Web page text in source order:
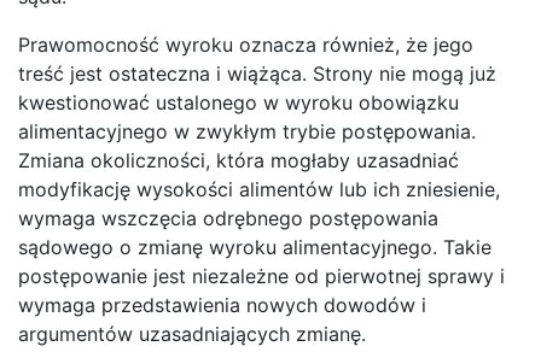
Prawomocność wyroku oznacza również, że jego
treść jest ostateczna i wiążąca. Strony nie mogą już
kwestionować ustalonego w wyroku obowiązku
alimentacyjnego w zwykłym trybie postępowania.
Zmiana okoliczności, która mogłaby uzasadniać
modyfikację wysokości alimentów lub ich zniesienie,
wymaga wszczęcia odrębnego postępowania
sądowego o zmianę wyroku alimentacyjnego. Takie
postępowanie jest niezależne od pierwotnej sprawy i
wymaga przedstawienia nowych dowodów i
argumentów uzasadniających zmianę.